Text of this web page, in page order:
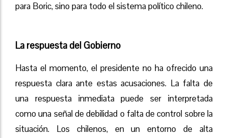
para Boric, sino para todo el sistema político chileno.
La respuesta del Gobierno
Hasta el momento, el presidente no ha ofrecido una
respuesta clara ante estas acusaciones. La falta de
una respuesta inmediata puede ser interpretada
como una señal de debilidad o falta de control sobre la
situación. Los chilenos, en un entorno de alta